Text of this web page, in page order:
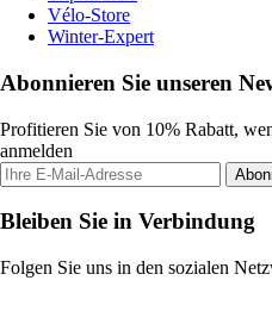
Vélo-Store
Winter-Expert
Abonnieren Sie unseren
Profitieren Sie von 10% Rabatt,
anmelden
Bleiben Sie in Verbindung
Folgen Sie uns in den sozialen